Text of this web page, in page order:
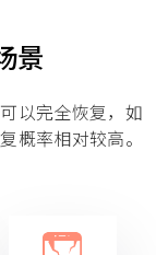
景
以完全恢复，如
概率相对较高。